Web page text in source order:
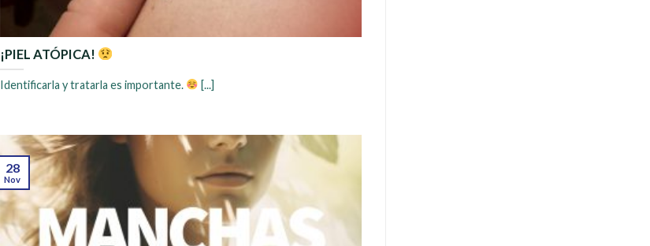
¡PIEL ATÓPICA!
Identificarla y tratarla es importante. [...]
28
Nov